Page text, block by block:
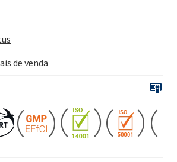
de venda
(Coco-betaína)
(Cocamidopropyl Betaine)